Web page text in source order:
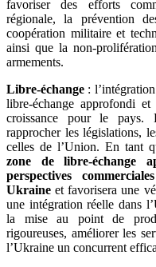
favoriser des efforts
régionale, la prévention
coopération militaire et
ainsi que la non-
armements.
Libre-échange :
libre-échange approfondi
croissance pour le pays.
rapprocher les législations,
celles de l’Union. En tant
zone de libre-échange
perspectives
Ukraine et favorisera une
une intégration réelle dans
la mise au point de
rigoureuses, améliorer les
l’Ukraine un concurrent